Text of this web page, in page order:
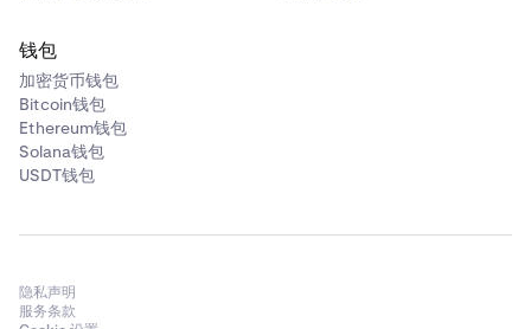
钱包
加密货币钱包
Bitcoin钱包
Ethereum钱包
Solana钱包
USDT钱包
隐私声明
服务条款